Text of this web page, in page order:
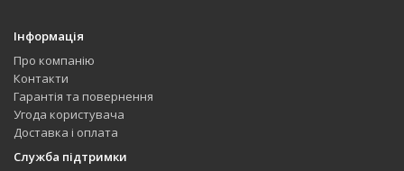
Інформація
Про компанію
Контакти
Гарантія та повернення
Угода користувача
Доставка і оплата
Служба підтримки